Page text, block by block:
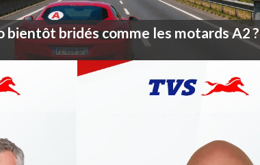
bientôt bridéscomme les motardsA2?